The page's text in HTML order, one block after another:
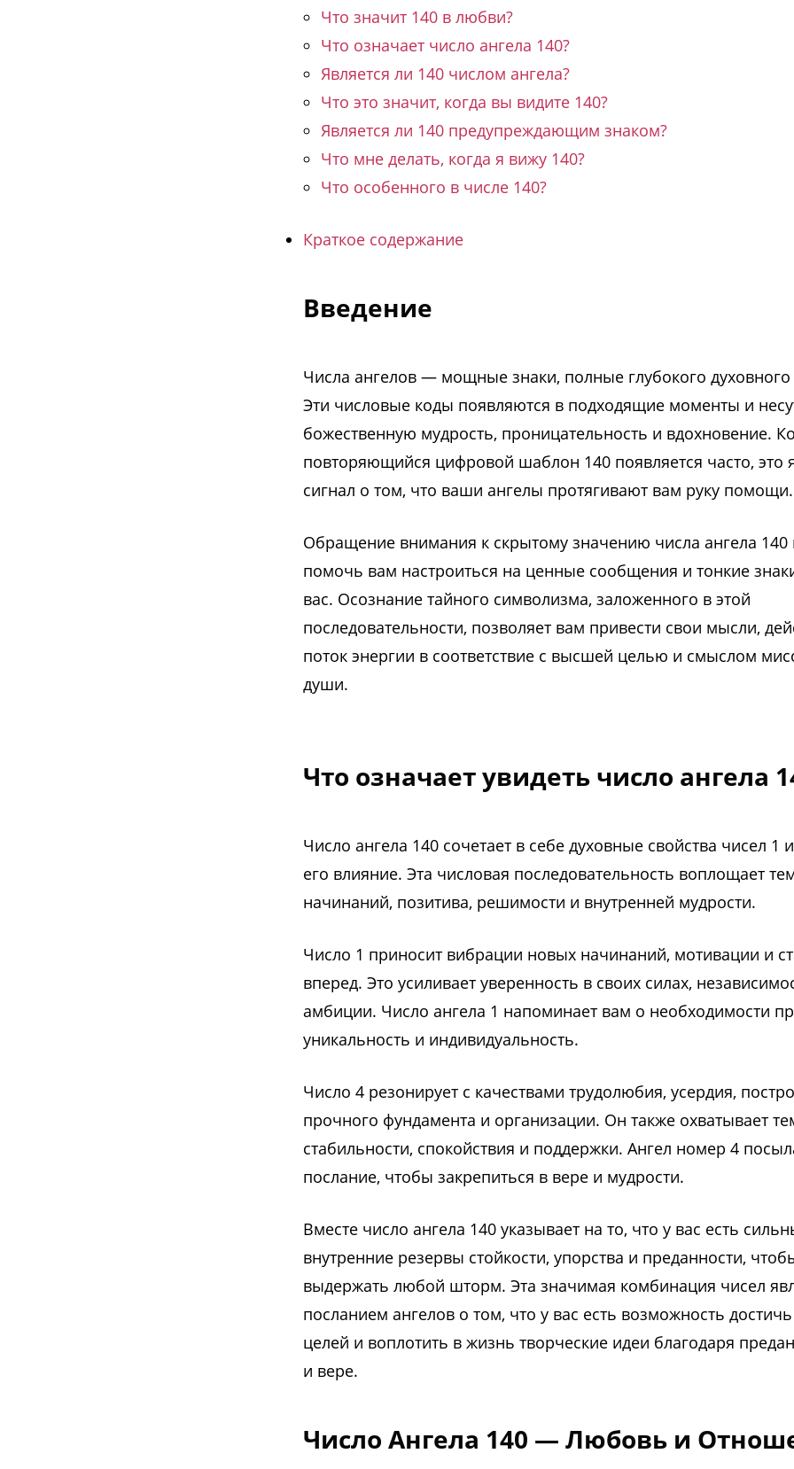
Что значит 140 в любви?
Что означает число ангела 140?
Является ли 140 числом ангела?
Что это значит, когда вы видите 140?
Является ли 140 предупреждающим знаком?
Что мне делать, когда я вижу 140?
Что особенного в числе 140?
Краткое содержание
Введение
Числа ангелов — мощные знаки, полные глубокого духовного
Эти числовые коды появляются в подходящие моменты и
божественную мудрость, проницательность и вдохновение.
повторяющийся цифровой шаблон 140 появляется часто, это
сигнал о том, что ваши ангелы протягивают вам руку помощи.
Обращение внимания к скрытому значению числа ангела 140
помочь вам настроиться на ценные сообщения и тонкие
вас. Осознание тайного символизма, заложенного в этой
последовательности, позволяет вам привести свои мысли,
поток энергии в соответствие с высшей целью и смыслом
души.
Что означает увидеть число ангела
Число ангела 140 сочетает в себе духовные свойства чисел 1
его влияние. Эта числовая последовательность воплощает
начинаний, позитива, решимости и внутренней мудрости.
Число 1 приносит вибрации новых начинаний, мотивации и
вперед. Это усиливает уверенность в своих силах,
амбиции. Число ангела 1 напоминает вам о необходимости
уникальность и индивидуальность.
Число 4 резонирует с качествами трудолюбия, усердия,
прочного фундамента и организации. Он также охватывает
стабильности, спокойствия и поддержки. Ангел номер 4
послание, чтобы закрепиться в вере и мудрости.
Вместе число ангела 140 указывает на то, что у вас есть
внутренние резервы стойкости, упорства и преданности,
выдержать любой шторм. Эта значимая комбинация чисел
посланием ангелов о том, что у вас есть возможность
целей и воплотить в жизнь творческие идеи благодаря
и вере.
Число Ангела 140 — Любовь и